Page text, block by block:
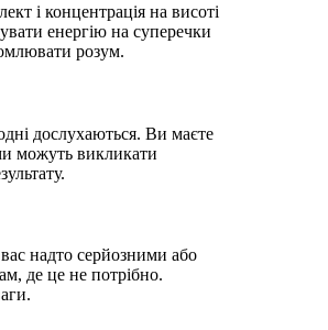
і концентрація на висоті
енергію на суперечки
розум.
дослухаються. Ви маєте
можуть викликати
надто серйозними або
де це не потрібно.